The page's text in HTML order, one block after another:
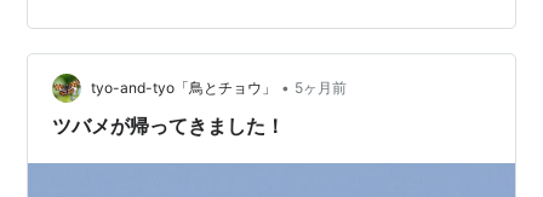
tyo-and-tyo「鳥とチョウ」 • 5ヶ月前
ツバメが帰ってきました！